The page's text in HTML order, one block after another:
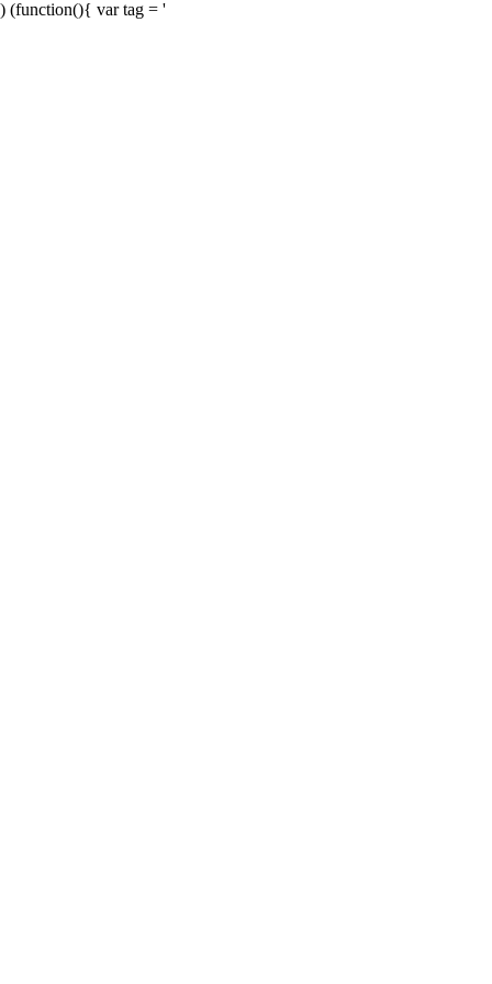
) (function(){ var tag = '